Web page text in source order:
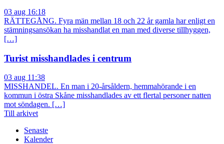
03 aug 16:18
RÄTTEGÅNG. Fyra män mellan 18 och 22 år gamla har enligt en
stämningsansökan ha misshandlat en man med diverse tillhyggen,
[…]
Turist misshandlades i centrum
03 aug 11:38
MISSHANDEL. En man i 20-årsåldern, hemmahörande i en
kommun i östra Skåne misshandlades av ett flertal personer natten
mot söndagen. […]
Till arkivet
Senaste
Kalender